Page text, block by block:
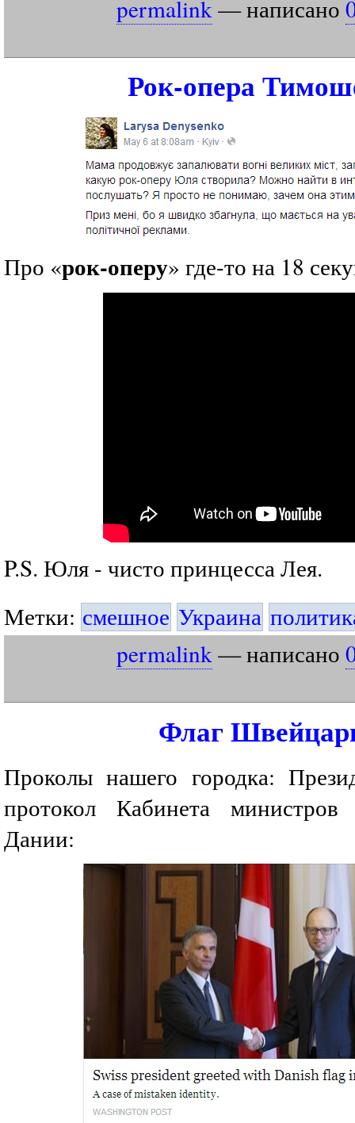
permalink— написано
Рок-опера
Про «рок-оперу» где-то на 18
P.S. Юля - чисто принцесса Лея.
Метки: смешное Украина
permalink— написано
Флаг
Проколы нашего городка:
протокол Кабинета министров
Дании: